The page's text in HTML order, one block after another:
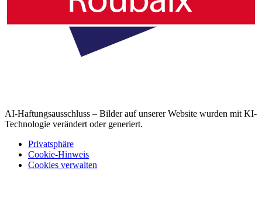
AI-Haftungsausschluss – Bilder auf unserer Website wurden mit KI-
Technologie verändert oder generiert.
Privatsphäre
Cookie-Hinweis
Cookies verwalten